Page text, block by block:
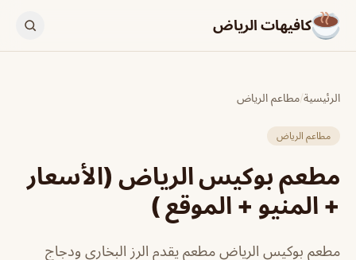
كافيهات الرياض
الرئيسية/مطاعم الرياض
مطاعم الرياض
مطعم بوكيس الرياض (الأسعار
+ المنيو + الموقع )
مطعم بوكيس الرياض مطعم يقدم الرز البخاري ودجاج